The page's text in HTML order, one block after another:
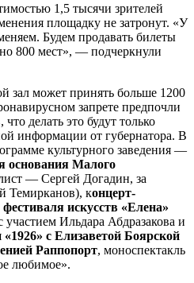
1,5 тысячи зрителей
площадку не затронут. «У
Будем продавать билеты
800 мест», — подчеркнули
зал может принять больше 1200
запрете предпочли
делать это будут только
информации от губернатора. В
культурного заведения —
основания Малого
— Сергей Догадин, за
Темирканов), концерт-
искусств «Елена»
участием Ильдара Абдразакова и
«1926» с Елизаветой Боярской
Раппопорт, моноспектакль
любимое».